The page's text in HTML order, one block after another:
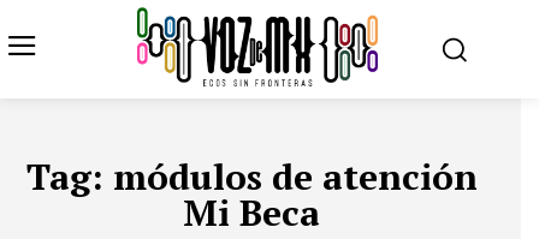
Tag: módulos de atención
Mi Beca